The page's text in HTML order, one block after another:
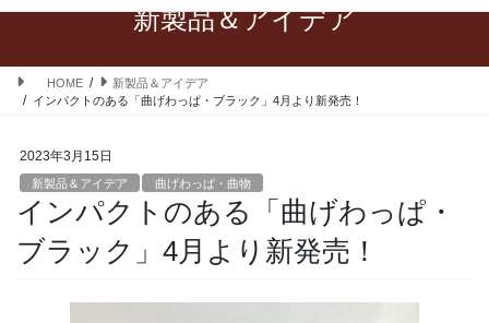
新製品＆アイデア
HOME
新製品＆アイデア
インパクトのある「曲げわっぱ・ブラック」4月より新発売！
2023年3月15日
新製品＆アイデア 曲げわっぱ・曲物
インパクトのある「曲げわっぱ・
ブラック」4月より新発売！